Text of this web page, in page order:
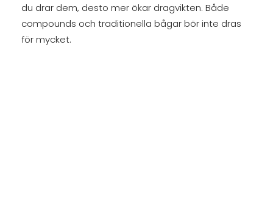
du drar dem, desto mer ökar dragvikten. Både
compounds och traditionella bågar bör inte dras
för mycket.